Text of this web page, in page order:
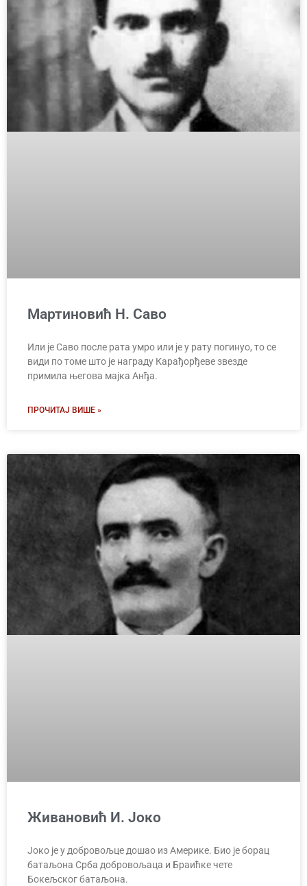
Мартиновић Н. Саво
Или је Саво после рата умро или је у рату погинуо, то се
види по томе што је награду Карађорђеве звезде
примила његова мајка Анђа.
ПРОЧИТАЈ ВИШЕ »
Живановић И. Јоко
Јоко је у добровољце дошао из Америке. Био је борац
батаљона Срба добровољаца и Браићке чете
Бокељског батаљона.